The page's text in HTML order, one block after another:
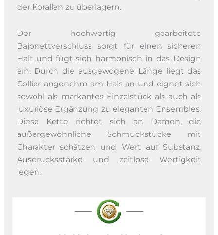
der Korallen zu überlagern.
Der hochwertig gearbeitete
Bajonettverschluss sorgt für einen sicheren
Halt und fügt sich harmonisch in das Design
ein. Durch die ausgewogene Länge liegt das
Collier angenehm am Hals an und eignet sich
sowohl als markantes Einzelstück als auch als
luxuriöse Ergänzung zu eleganten Ensembles.
Diese Kette richtet sich an Damen, die
außergewöhnliche Schmuckstücke mit
Charakter schätzen und Wert auf Substanz,
Ausdrucksstärke und zeitlose Wertigkeit
legen.